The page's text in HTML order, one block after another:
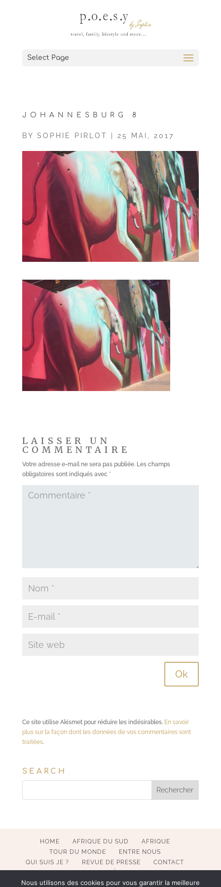
Select Page
JOHANNESBURG 8
BY SOPHIE PIRLOT 25 MAI, 2017
LAISSER UN
COMMENTAIRE
Votre adresse e-mail ne sera pas publiée. Les champs
obligatoires sont indiqués avec *
Ce site utilise Akismet pour réduire les indésirables. En savoir
plus sur la façon dont les données de vos commentaires sont
traitées.
SEARCH
HOME AFRIQUE DU SUD
AFRIQUE
TOUR DU MONDE
ENTRE NOUS
QUI SUIS JE ?
REVUE DE PRESSE
CONTACT
Nous utilisons des cookies pour vous garantir la meilleure